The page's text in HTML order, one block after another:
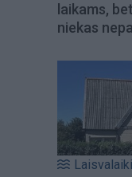
laikams,
niekas